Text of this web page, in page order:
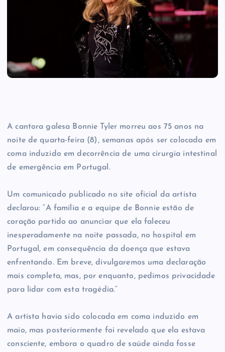
A cantora galesa Bonnie Tyler morreu aos 75 anos na
noite de quarta-feira (8), semanas após ser colocada em
coma induzido em decorrência de uma cirurgia intestinal
de emergência em Portugal.
Um comunicado publicado no site oficial da artista
declarou: “A família e a equipe de Bonnie estão de
coração partido ao anunciar que ela faleceu
inesperadamente na noite passada, no hospital em
Portugal, em consequência da doença que estava
enfrentando. Em breve, divulgaremos uma declaração
mais completa, mas, por enquanto, pedimos privacidade
para lidar com esta tragédia.”
A artista havia sido colocada em coma induzido em
maio, mas posteriormente foi revelado que ela estava
consciente, embora o quadro de saúde ainda fosse